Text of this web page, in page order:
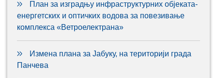
План за изградњу инфраструктурних објеката-
енергетских и оптичких водова за повезивање
комплекса «Ветроелектрана»
Измена плана за Јабуку, на територији града
Панчева